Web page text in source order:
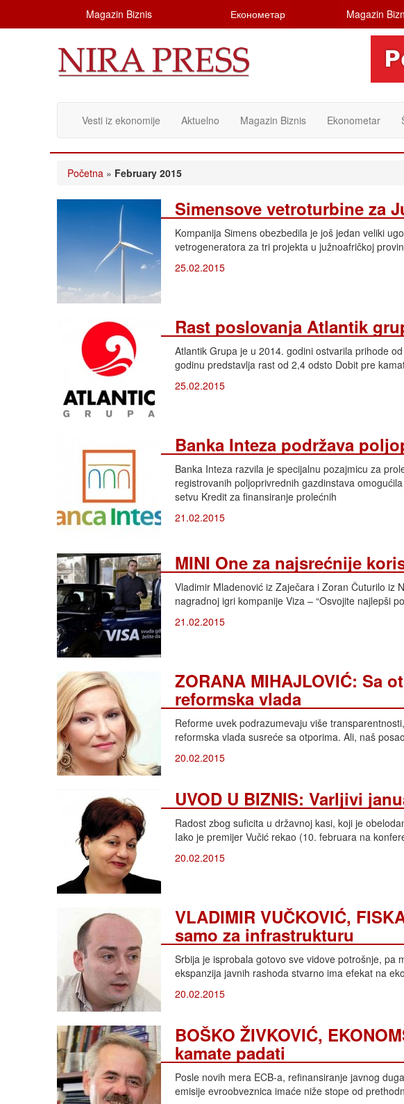
Magazin Biznis Економетар Magazin
Vesti iz ekonomije Aktuelno Magazin Biznis Ekonometar
Početna » February 2015
Simensove vetroturbine za
Kompanija Simens obezbedila je još jedan veliki
vetrogeneratora za tri projekta u južnoafričkoj
25.02.2015
Rast poslovanja Atlantik
Atlantik Grupa je u 2014. godini ostvarila prihode
godinu predstavlja rast od 2,4 odsto Dobit pre
25.02.2015
Banka Inteza podržava
Banka Inteza razvila je specijalnu pozajmicu za
registrovanih poljoprivrednih gazdinstava
setvu Kredit za finansiranje prolećnih
21.02.2015
MINI One za najsrećnije
Vladimir Mladenović iz Zaječara i Zoran Čuturilo iz
nagradnoj igri kompanije Viza – “Osvojite najlepši
21.02.2015
ZORANA MIHAJLOVIĆ: Sa
reformska vlada
Reforme uvek podrazumevaju više
reformska vlada susreće sa otporima. Ali, naš
20.02.2015
UVOD U BIZNIS: Varljivi
Radost zbog suficita u državnoj kasi, koji je
Iako je premijer Vučić rekao (10. februara na
20.02.2015
VLADIMIR VUČKOVIĆ,
samo za infrastrukturu
Srbija je isprobala gotovo sve vidove potrošnje, pa
ekspanzija javnih rashoda stvarno ima efekat na
20.02.2015
BOŠKO ŽIVKOVIĆ,
kamate padati
Posle novih mera ECB-a, refinansiranje javnog
emisije evroobveznica imaće niže stope od